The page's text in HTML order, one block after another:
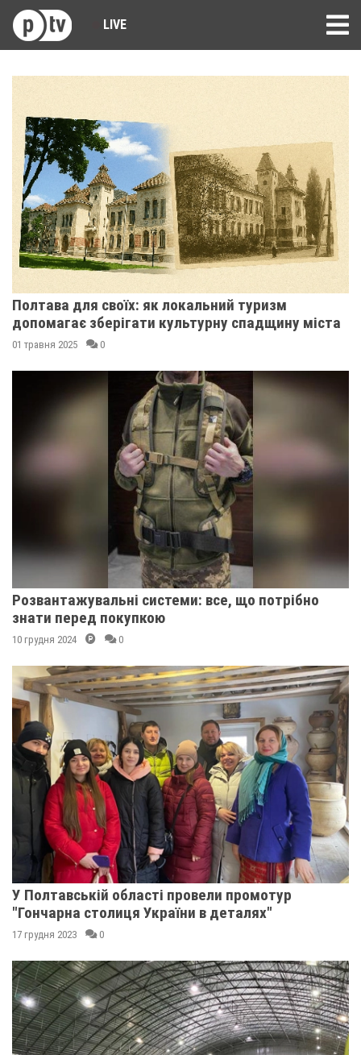
LIVE
Полтава для своїх: як локальний туризм
допомагає зберігати культурну спадщину міста
01 травня 2025 0
Розвантажувальні системи: все, що потрібно
знати перед покупкою
10 грудня 2024 0
У Полтавській області провели промотур
"Гончарна столиця України в деталях"
17 грудня 2023 0